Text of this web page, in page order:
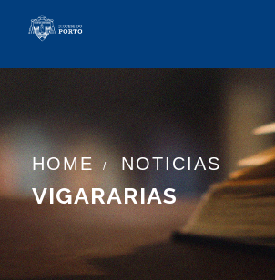
HOME NOTICIAS
VIGARARIAS